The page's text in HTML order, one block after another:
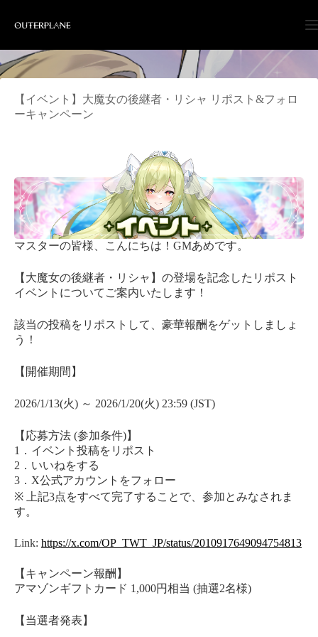
content
【イベント】大魔女の後継者・リシャ リポスト&フォロ
ーキャンペーン
マスターの皆様、こんにちは！GMあめです。
【大魔女の後継者・リシャ】の登場を記念したリポスト
イベントについてご案内いたします！
該当の投稿をリポストして、豪華報酬をゲットしましょ
う！
【開催期間】
2026/1/13(火) ～ 2026/1/20(火) 23:59 (JST)
【応募方法 (参加条件)】
1．イベント投稿をリポスト
2．いいねをする
3．X公式アカウントをフォロー
※ 上記3点をすべて完了することで、参加とみなされま
す。
Link: https://x.com/OP_TWT_JP/status/2010917649094754813
【キャンペーン報酬】
アマゾンギフトカード 1,000円相当 (抽選2名様)
【当選者発表】